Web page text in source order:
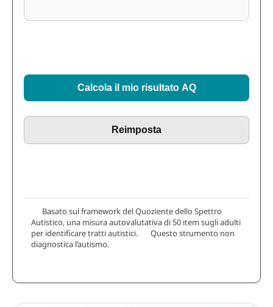
Calcola il mio risultato AQ
Reimposta
Basato sul framework del Quoziente dello Spettro
Autistico, una misura autovalutativa di 50 item sugli adulti
per identificare tratti autistici. Questo strumento non
diagnostica l’autismo.